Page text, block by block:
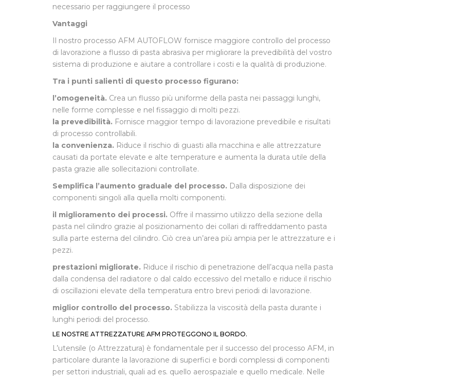
necessario per raggiungere il processo
Vantaggi
Il nostro processo AFM AUTOFLOW fornisce maggiore controllo del processo
di lavorazione a flusso di pasta abrasiva per migliorare la prevedibilità del vostro
sistema di produzione e aiutare a controllare i costi e la qualità di produzione.
Tra i punti salienti di questo processo figurano:
l’omogeneità. Crea un flusso più uniforme della pasta nei passaggi lunghi,
nelle forme complesse e nel fissaggio di molti pezzi.
la prevedibilità. Fornisce maggior tempo di lavorazione prevedibile e risultati
di processo controllabili.
la convenienza. Riduce il rischio di guasti alla macchina e alle attrezzature
causati da portate elevate e alte temperature e aumenta la durata utile della
pasta grazie alle sollecitazioni controllate.
Semplifica l’aumento graduale del processo. Dalla disposizione dei
componenti singoli alla quella molti componenti.
il miglioramento dei processi. Offre il massimo utilizzo della sezione della
pasta nel cilindro grazie al posizionamento dei collari di raffreddamento pasta
sulla parte esterna del cilindro. Ciò crea un’area più ampia per le attrezzature e i
pezzi.
prestazioni migliorate. Riduce il rischio di penetrazione dell’acqua nella pasta
dalla condensa del radiatore o dal caldo eccessivo del metallo e riduce il rischio
di oscillazioni elevate della temperatura entro brevi periodi di lavorazione.
miglior controllo del processo. Stabilizza la viscosità della pasta durante i
lunghi periodi del processo.
LE NOSTRE ATTREZZATURE AFM PROTEGGONO IL BORDO.
L’utensile (o Attrezzatura) è fondamentale per il successo del processo AFM, in
particolare durante la lavorazione di superfici e bordi complessi di componenti
per settori industriali, quali ad es. quello aerospaziale e quello medicale. Nelle